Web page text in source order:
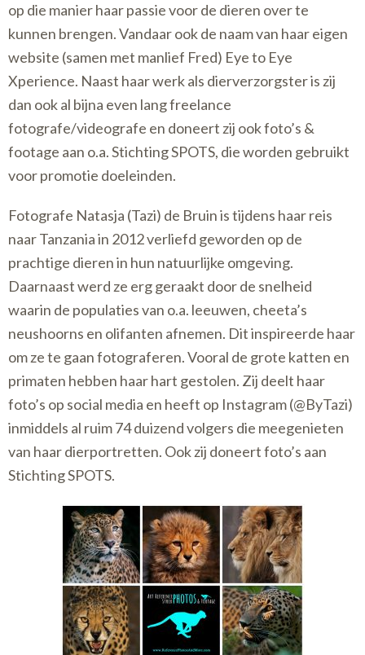
op die manier haar passie voor de dieren over te
kunnen brengen. Vandaar ook de naam van haar eigen
website (samen met manlief Fred) Eye to Eye
Xperience. Naast haar werk als dierverzorgster is zij
dan ook al bijna even lang freelance
fotografe/videografe en doneert zij ook foto’s &
footage aan o.a. Stichting SPOTS, die worden gebruikt
voor promotie doeleinden.
Fotografe Natasja (Tazi) de Bruin is tijdens haar reis
naar Tanzania in 2012 verliefd geworden op de
prachtige dieren in hun natuurlijke omgeving.
Daarnaast werd ze erg geraakt door de snelheid
waarin de populaties van o.a. leeuwen, cheeta’s
neushoorns en olifanten afnemen. Dit inspireerde haar
om ze te gaan fotograferen. Vooral de grote katten en
primaten hebben haar hart gestolen. Zij deelt haar
foto’s op social media en heeft op Instagram (@ByTazi)
inmiddels al ruim 74 duizend volgers die meegenieten
van haar dierportretten. Ook zij doneert foto’s aan
Stichting SPOTS.